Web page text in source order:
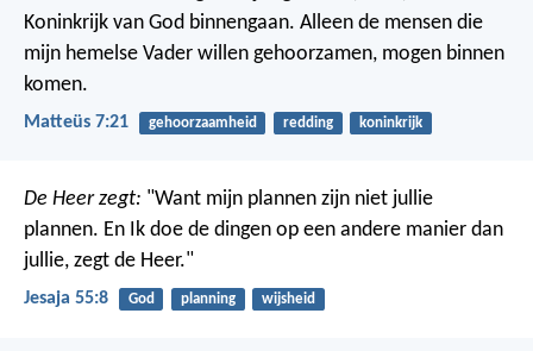
Koninkrijk van God binnengaan. Alleen de mensen die
mijn hemelse Vader willen gehoorzamen, mogen binnen
komen.
Matteüs 7:21 gehoorzaamheid redding koninkrijk
De Heer zegt: "Want mijn plannen zijn niet jullie
plannen. En Ik doe de dingen op een andere manier dan
jullie, zegt de Heer."
Jesaja 55:8 God planning wijsheid